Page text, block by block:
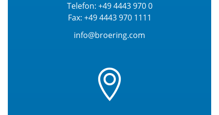
Telefon: +49 4443 970 0
Fax: +49 4443 970 1111
info@broering.com